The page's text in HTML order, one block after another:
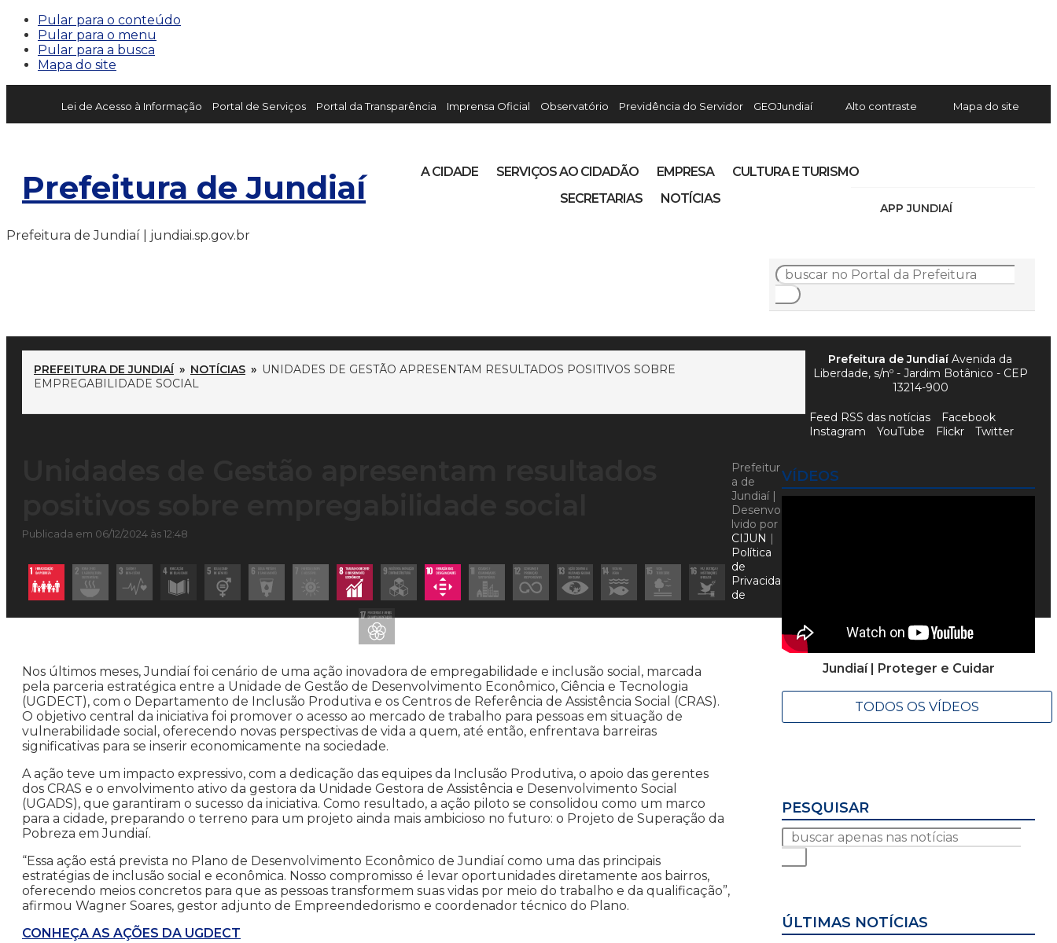
Pular para o conteúdo
Pular para o menu
Pular para a busca
Mapa do site
Lei de Acesso à Informação Portal de Serviços Portal da Transparência Imprensa Oficial Observatório Previdência do Servidor GEOJundiaí Alto contraste Mapa do site
Prefeitura de Jundiaí
APP JUNDIAÍ
A CIDADE SERVIÇOS AO CIDADÃO EMPRESA
CULTURA E TURISMO
SECRETARIAS
NOTÍCIAS
Prefeitura de Jundiaí | jundiai.sp.gov.br
PREFEITURA DE JUNDIAÍ » NOTÍCIAS » UNIDADES DE GESTÃO APRESENTAM RESULTADOS POSITIVOS SOBRE
EMPREGABILIDADE SOCIAL
Publicada em 06/12/2024 às 12:48
Nos últimos meses, Jundiaí foi cenário de uma ação inovadora de empregabilidade e inclusão social, marcada
pela parceria estratégica entre a Unidade de Gestão de Desenvolvimento Econômico, Ciência e Tecnologia
(UGDECT), com o Departamento de Inclusão Produtiva e os Centros de Referência de Assistência Social (CRAS).
O objetivo central da iniciativa foi promover o acesso ao mercado de trabalho para pessoas em situação de
vulnerabilidade social, oferecendo novas perspectivas de vida a quem, até então, enfrentava barreiras
significativas para se inserir economicamente na sociedade.
A ação teve um impacto expressivo, com a dedicação das equipes da Inclusão Produtiva, o apoio das gerentes
dos CRAS e o envolvimento ativo da gestora da Unidade Gestora de Assistência e Desenvolvimento Social
(UGADS), que garantiram o sucesso da iniciativa. Como resultado, a ação piloto se consolidou como um marco
para a cidade, preparando o terreno para um projeto ainda mais ambicioso no futuro: o Projeto de Superação da
Pobreza em Jundiaí.
“Essa ação está prevista no Plano de Desenvolvimento Econômico de Jundiaí como uma das principais
estratégias de inclusão social e econômica. Nosso compromisso é levar oportunidades diretamente aos bairros,
oferecendo meios concretos para que as pessoas transformem suas vidas por meio do trabalho e da qualificação”,
afirmou Wagner Soares, gestor adjunto de Empreendedorismo e coordenador técnico do Plano.
CONHEÇA AS AÇÕES DA UGDECT
VÍDEOS
Jundiaí | Proteger e Cuidar
TODOS OS VÍDEOS
PESQUISAR
ÚLTIMAS NOTÍCIAS
Prefeitura de JundiaíAvenida da
Liberdade, s/nº - Jardim Botânico - CEP
13214-900
Feed RSS das notícias
Facebook
Instagram
YouTube Flickr Twitter
Prefeitur
a de
Jundiaí |
Desenvo
lvido por
CIJUN |
Política
de
Privacida
de